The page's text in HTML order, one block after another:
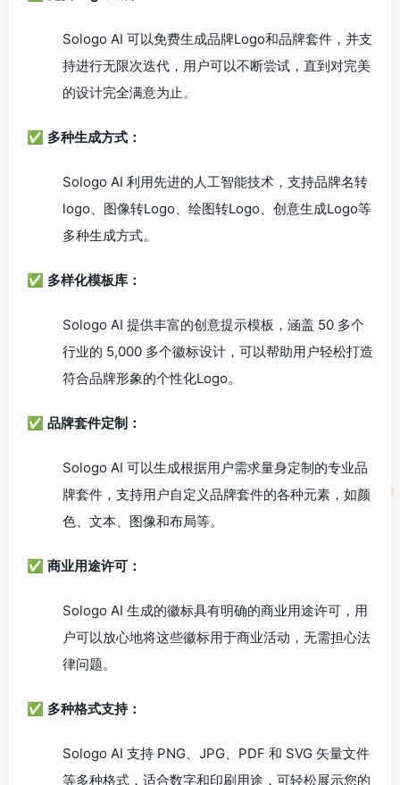
Sologo AI 可以免费生成品牌Logo和品牌套件，并支
持进行无限次迭代，用户可以不断尝试，直到对完美
的设计完全满意为止。
✅ 多种生成方式：
Sologo AI 利用先进的人工智能技术，支持品牌名转
logo、图像转Logo、绘图转Logo、创意生成Logo等
多种生成方式。
✅ 多样化模板库：
Sologo AI 提供丰富的创意提示模板，涵盖 50 多个
行业的 5,000 多个徽标设计，可以帮助用户轻松打造
符合品牌形象的个性化Logo。
✅ 品牌套件定制：
Sologo AI 可以生成根据用户需求量身定制的专业品
牌套件，支持用户自定义品牌套件的各种元素，如颜
色、文本、图像和布局等。
✅ 商业用途许可：
Sologo AI 生成的徽标具有明确的商业用途许可，用
户可以放心地将这些徽标用于商业活动，无需担心法
律问题。
✅ 多种格式支持：
Sologo AI 支持 PNG、JPG、PDF 和 SVG 矢量文件
等多种格式，适合数字和印刷用途，可轻松展示您的